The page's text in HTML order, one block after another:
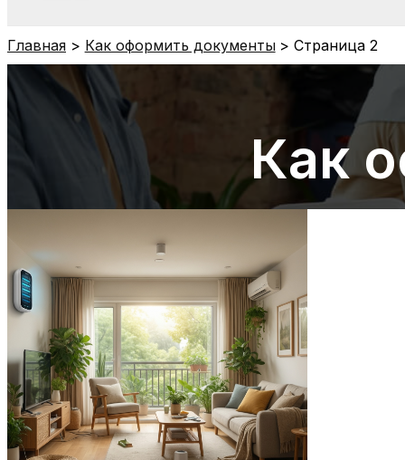
Главная Как оформить документы Страница 2
Как